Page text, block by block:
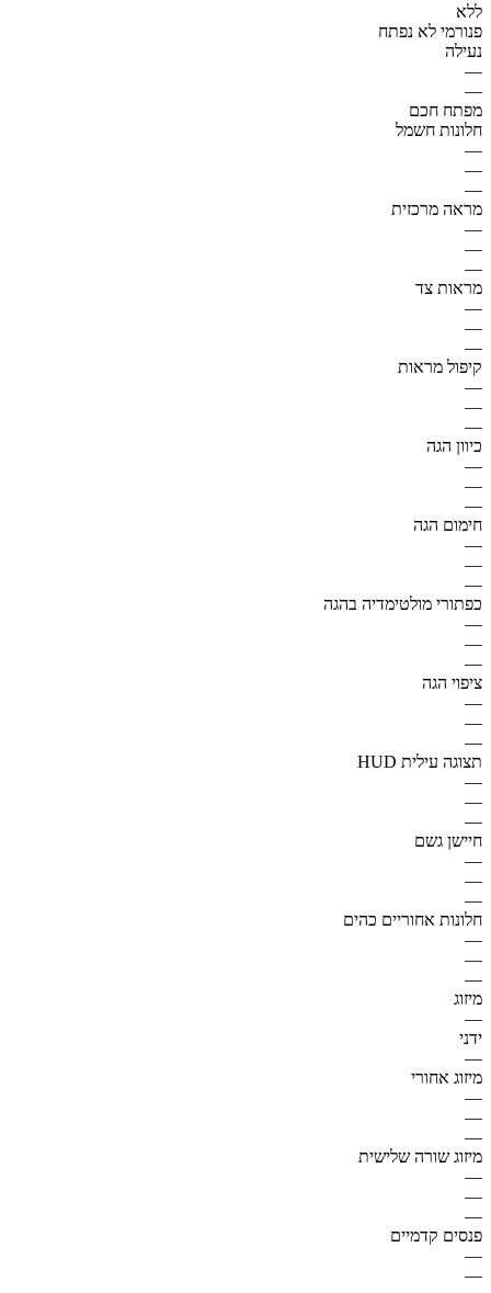
ללא
פנורמי לא נפתח
נעילה
—
—
מפתח חכם
חלונות חשמל
—
—
—
מראה מרכזית
—
—
—
מראות צד
—
—
—
קיפול מראות
—
—
—
כיוון הגה
—
—
—
חימום הגה
—
—
—
כפתורי מולטימדיה בהגה
—
—
—
ציפוי הגה
—
—
—
תצוגה עילית HUD
—
—
—
חיישן גשם
—
—
—
חלונות אחוריים כהים
—
—
—
מיזוג
—
ידני
—
מיזוג אחורי
—
—
—
מיזוג שורה שלישית
—
—
—
פנסים קדמיים
—
—